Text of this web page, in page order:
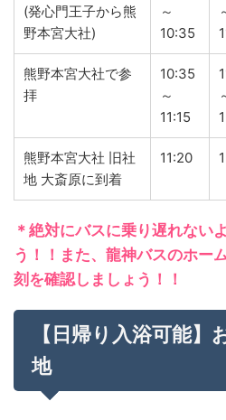
(発心門王子から熊
野本宮大社)
～
10:35
熊野本宮大社で参
拝
10:35
～
11:15
熊野本宮大社 旧社
地 大斎原に到着
11:20
＊絶対にバスに乗り遅れない
う！！また、龍神バスのホー
刻を確認しましょう！！
【日帰り入浴可能
地